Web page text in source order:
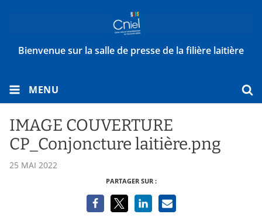
Bienvenue sur la salle de presse de la filière laitière
MENU
IMAGE COUVERTURE
CP_Conjoncture laitière.png
25 MAI 2022
PARTAGER SUR :